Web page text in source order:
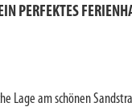
PERFEKTES
am schönen